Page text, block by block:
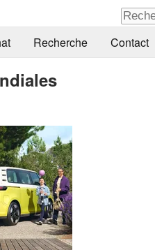
Recherche Contact